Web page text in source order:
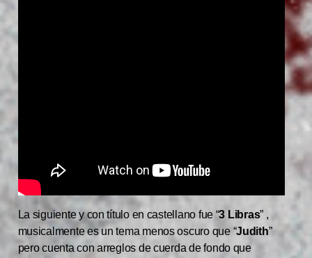
La siguiente y con título en castellano fue “3 Libras” ,
musicalmente es un tema menos oscuro que “Judith”
pero cuenta con arreglos de cuerda de fondo que